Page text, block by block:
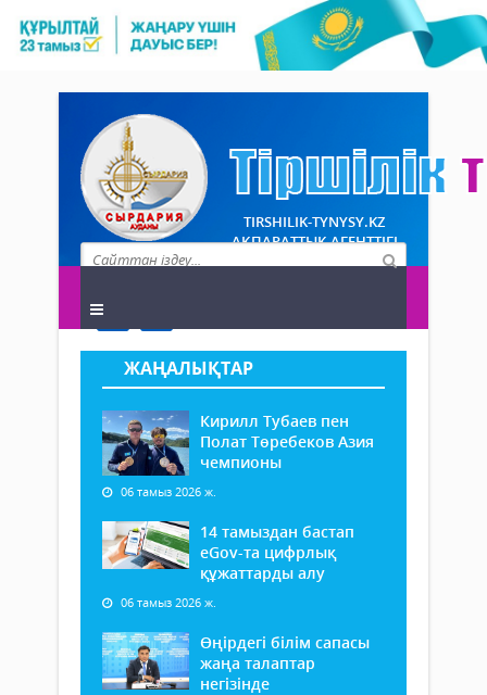
TIRSHILIK-TYNYSY.KZ
АҚПАРАТТЫҚ АГЕНТТІГІ
ЖАҢАЛЫҚТАР
Кирилл Тубаев пен
Полат Төребеков Азия
чемпионы
06 тамыз 2026 ж.
14 тамыздан бастап
еGov-та цифрлық
құжаттарды алу
06 тамыз 2026 ж.
Өңірдегі білім сапасы
жаңа талаптар
негізінде